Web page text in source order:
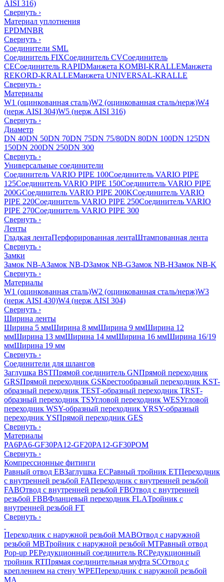
AISI 316)
Свернуть ›
Материал уплотнения
EPDMNBR
Свернуть ›
Соединители SML
Соединитель FIXСоединитель CVСоединитель
CEСоединитель RAPIDМанжета KOMBI-KRALLEМанжета
REKORD-KRALLEМанжета UNIVERSAL-KRALLE
Свернуть ›
Материалы
W1 (оцинкованная сталь)W2 (оцинкованная сталь/нерж)W4
(нерж AISI 304)W5 (нерж AISI 316)
Свернуть ›
Диаметр
DN 40DN 50DN 70DN 75DN 75/80DN 80DN 100DN 125DN
150DN 200DN 250DN 300
Свернуть ›
Универсальные соединители
Соединитель VARIO PIPE 100Соединитель VARIO PIPE
125Соединитель VARIO PIPE 150Соединитель VARIO PIPE
200GСоединитель VARIO PIPE 200KСоединитель VARIO
PIPE 220Соединитель VARIO PIPE 250Соединитель VARIO
PIPE 270Соединитель VARIO PIPE 300
Свернуть ›
Ленты
Гладкая лентаПерфорированная лентаШтампованная лента
Свернуть ›
Замки
Замок NB-AЗамок NB-DЗамок NB-GЗамок NB-HЗамок NB-K
Свернуть ›
Материалы
W1 (оцинкованная сталь)W2 (оцинкованная сталь/нерж)W3
(нерж AISI 430)W4 (нерж AISI 304)
Свернуть ›
Ширина ленты
Ширина 5 ммШирина 8 ммШирина 9 ммШирина 12
ммШирина 13 ммШирина 14 ммШирина 16 ммШирина 16/19
ммШирина 19 мм
Свернуть ›
Соединители для шлангов
Заглушка BSTПрямой соединитель GNПрямой переходник
GRSПрямой переходник GSКрестообразный переходник KST-
образный переходник TESТ-образный переходник TRSТ-
образный переходник TSУгловой переходник WESУгловой
переходник WSY-образный переходник YRSY-образный
переходник YSПрямой переходник GES
Свернуть ›
Материалы
PA6PA6-GF30PA12-GF20PA12-GF30POM
Свернуть ›
Компрессионные фитинги
Равный отвод EBЗаглушка ECРавный тройник ETПереходник
с внутренней резьбой FAПереходник с внутренней резьбой
FABОтвод с внутренней резьбой FBОтвод с внутренней
резьбой FBBФланцевый переходник FLAТройник с
внутренней резьбой FT
Свернуть ›
Переходник с наружной резьбой MABОтвод с наружной
резьбой MBТройник с наружной резьбой MTРавный отвод
Pop-up PEРедукционный соединитель RCРедукционный
тройник RTПрямая соединительная муфта SCОтвод с
креплением на стену WPEПереходник с наружной резьбой
MA